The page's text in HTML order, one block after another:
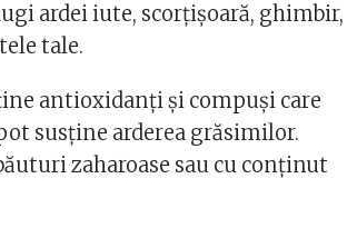
ardei iute, scorțișoară, ghimbir,
tale.
antioxidanți și compuși care
susține arderea grăsimilor.
zaharoase sau cu conținut